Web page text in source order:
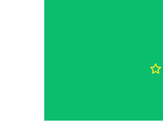
Một số dòng sản phẩm